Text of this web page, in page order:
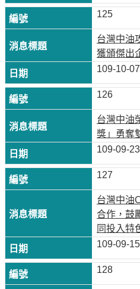
愛
中
深
關
懷
永
續
供
應
鏈
新
息
互
動
125
台灣中油
獲頒傑出
109-10-07
126
台灣中油
獎」勇奪
109-09-23
127
台灣中油
合作，鼓
同投入特
109-09-15
128